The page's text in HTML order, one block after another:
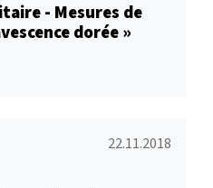
- Mesures de
dorée »
22.11.2018